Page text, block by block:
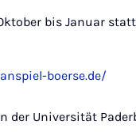
bis Januar
boerse.de/
der Universität